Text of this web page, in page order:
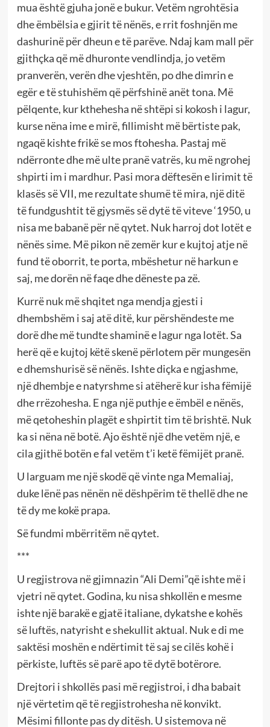
mua është gjuha jonë e bukur. Vetëm ngrohtësia
dhe ëmbëlsia e gjirit të nënës, e rrit foshnjën me
dashurinë për dheun e të parëve. Ndaj kam mall për
gjithçka që më dhuronte vendlindja, jo vetëm
pranverën, verën dhe vjeshtën, po dhe dimrin e
egër e të stuhishëm që përfshinë anët tona. Më
pëlqente, kur kthehesha në shtëpi si kokosh i lagur,
kurse nëna ime e mirë, fillimisht më bërtiste pak,
ngaqë kishte frikë se mos ftohesha. Pastaj më
ndërronte dhe më ulte pranë vatrës, ku më ngrohej
shpirti im i mardhur. Pasi mora dëftesën e lirimit të
klasës së VII, me rezultate shumë të mira, një ditë
të fundgushtit të gjysmës së dytë të viteve ‘1950, u
nisa me babanë për në qytet. Nuk harroj dot lotët e
nënës sime. Më pikon në zemër kur e kujtoj atje në
fund të oborrit, te porta, mbëshetur në harkun e
saj, me dorën në faqe dhe dëneste pa zë.
Kurrë nuk më shqitet nga mendja gjesti i
dhembshëm i saj atë ditë, kur përshëndeste me
dorë dhe më tundte shaminë e lagur nga lotët. Sa
herë që e kujtoj këtë skenë përlotem për mungesën
e dhemshurisë së nënës. Ishte diçka e ngjashme,
një dhembje e natyrshme si atëherë kur isha fëmijë
dhe rrëzohesha. E nga një puthje e ëmbël e nënës,
më qetoheshin plagët e shpirtit tim të brishtë. Nuk
ka si nëna në botë. Ajo është një dhe vetëm një, e
cila gjithë botën e fal vetëm t’i ketë fëmijët pranë.
U larguam me një skodë që vinte nga Memaliaj,
duke lënë pas nënën në dëshpërim të thellë dhe ne
të dy me kokë prapa.
Së fundmi mbërritëm në qytet.
***
U regjistrova në gjimnazin “Ali Demi”që ishte më i
vjetri në qytet. Godina, ku nisa shkollën e mesme
ishte një barakë e gjatë italiane, dykatshe e kohës
së luftës, natyrisht e shekullit aktual. Nuk e di me
saktësi moshën e ndërtimit të saj se cilës kohë i
përkiste, luftës së parë apo të dytë botërore.
Drejtori i shkollës pasi më regjistroi, i dha babait
një vërtetim që të regjistrohesha në konvikt.
Mësimi fillonte pas dy ditësh. U sistemova në